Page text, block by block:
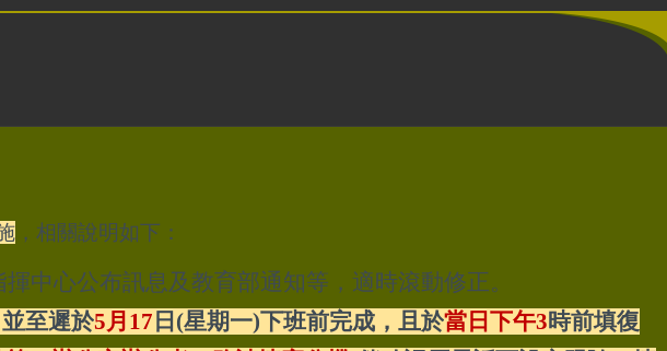
，相關說明如下：
中心公布訊息及教育部通知等，適時滾動修正。
至遲於5月17 日(星期一)下班前完成 ，且於當日下午3時前填復